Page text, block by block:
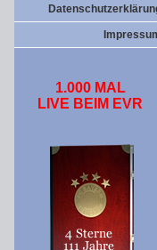
1.000 MAL
LIVE BEIM EVR